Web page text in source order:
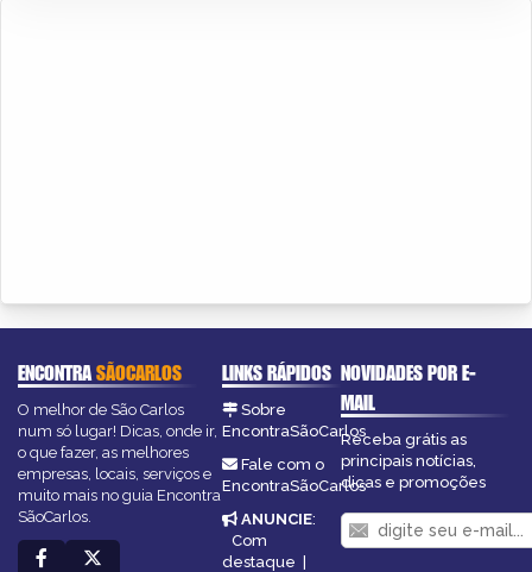
ENCONTRASÃOCARLOS
O melhor de São Carlos
num só lugar! Dicas, onde ir,
o que fazer, as melhores
empresas, locais, serviços e
muito mais no guia Encontra
SãoCarlos.
LINKS RÁPIDOS
Sobre
EncontraSãoCarlos
Fale com o
EncontraSãoCarlos
ANUNCIE:
Com
destaque |
NOVIDADES POR E-
MAIL
Receba grátis as
principais notícias,
dicas e promoções